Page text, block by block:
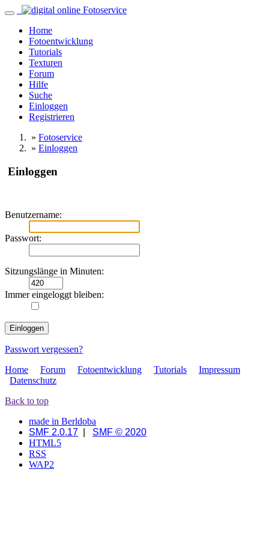
Home
Fotoentwicklung
Tutorials
Texturen
Forum
Hilfe
Suche
Einloggen
Registrieren
» Fotoservice
» Einloggen
Einloggen
Benutzername:
Passwort:
Sitzungslänge in Minuten:
Immer eingeloggt bleiben:
Passwort vergessen?
Home
Forum Fotoentwicklung Tutorials
Impressum
Datenschutz
Back to top
made in Berldoba
SMF 2.0.17
SMF © 2020
HTML5
RSS
WAP2